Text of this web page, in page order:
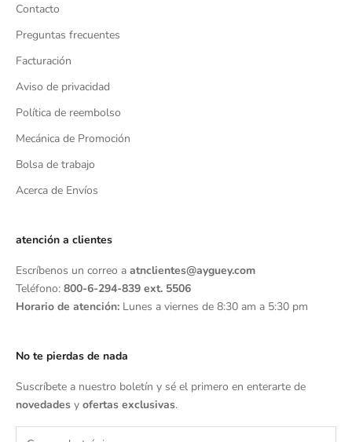
Contacto
Preguntas frecuentes
Facturación
Aviso de privacidad
Política de reembolso
Mecánica de Promoción
Bolsa de trabajo
Acerca de Envíos
atención a clientes
Escríbenos un correo a atnclientes@ayguey.com
Teléfono: 800-6-294-839 ext. 5506
Horario de atención: Lunes a viernes de 8:30 am a 5:30 pm
No te pierdas de nada
Suscríbete a nuestro boletín y sé el primero en enterarte de
novedades y ofertas exclusivas.